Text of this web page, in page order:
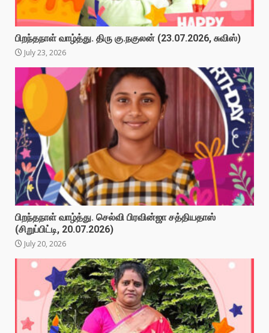
பிறந்தநாள் வாழ்த்து. திரு கு.நகுலன் (23.07.2026, சுவிஸ்)
July 23, 2026
பிறந்தநாள் வாழ்த்து. செல்வி பிரவின்ஜா சத்தியதாஸ்
(சிறுப்பிட்டி, 20.07.2026)
July 20, 2026